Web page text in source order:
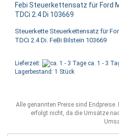
Febi Steuerkettensatz für Ford
TDCi 2.4 Di 103669
Steuerkette Steuerkettensatz für
TDCi 2.4 Di. FeBi Bilstein 103669
Lieferzeit:
ca. 1 - 3
Lagerbestand: 1 Stück
Alle genannten Preise sind
erfolgt nicht, da die Umsätze